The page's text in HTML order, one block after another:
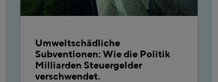
Umweltschädliche
Subventionen: Wie die Politik
Milliarden Steuergelder
verschwendet.